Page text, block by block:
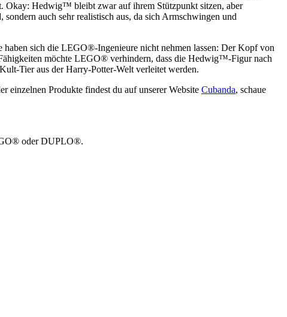
Okay: Hedwig™ bleibt zwar auf ihrem Stützpunkt sitzen, aber
auch sehr realistisch aus, da sich Armschwingen und
haben sich die LEGO®-Ingenieure nicht nehmen lassen: Der Kopf von
möchte LEGO® verhindern, dass die Hedwig™-Figur nach
Tier aus der Harry-Potter-Welt verleitet werden.
einzelnen Produkte findest du auf unserer Website Cubanda, schaue
oder DUPLO®.